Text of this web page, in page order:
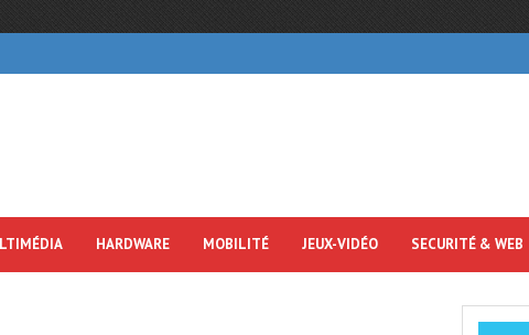
HARDWARE MOBILITÉ JEUX-VIDÉO SECURITÉ & WEB